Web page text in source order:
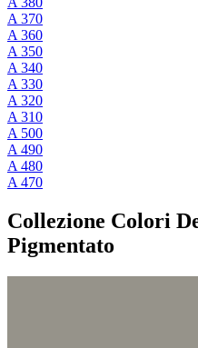
A 370
A 360
A 350
A 340
A 330
A 320
A 310
A 500
A 490
A 480
A 470
Collezione Colori
Pigmentato